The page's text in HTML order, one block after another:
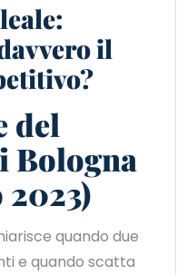
il
del
Bologna
quando due
e quando scatta